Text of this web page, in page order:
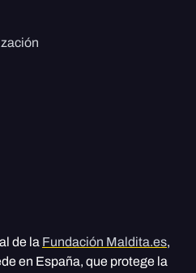
de la Fundación Maldita.es,
en España, que protege la